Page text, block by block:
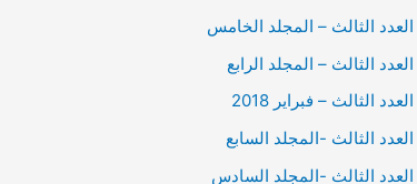
العدد الثالث – المجلد الخامس
العدد الثالث – المجلد الرابع
العدد الثالث – فبراير 2018
العدد الثالث -المجلد السابع
العدد الثالث -المجلد السادس